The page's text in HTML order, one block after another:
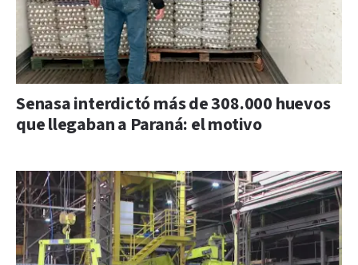
Senasa interdictó más de 308.000 huevos
que llegaban a Paraná: el motivo